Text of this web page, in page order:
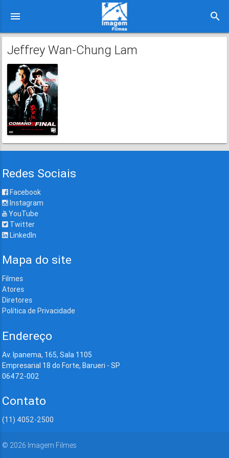
menu search
Jeffrey Wan-Chung Lam
Redes Sociais
Facebook
Instagram
YouTube
Twitter
LinkedIn
Mapa do site
Filmes
Atores
Diretores
Política de Privacidade
Endereço
Av. Ipanema, 165, Sala 1105
Empresarial 18 do Forte, Barueri - SP
06472-002
Contato
(11) 4052-2500
© 2026 Imagem Filmes